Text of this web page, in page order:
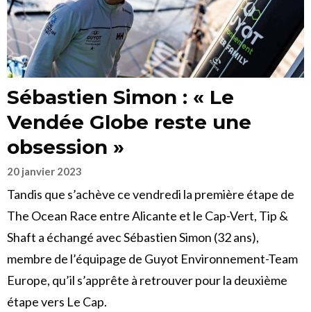
Sébastien Simon : « Le
Vendée Globe reste une
obsession »
20 janvier 2023
Tandis que s’achève ce vendredi la première étape de
The Ocean Race entre Alicante et le Cap-Vert, Tip &
Shaft a échangé avec Sébastien Simon (32 ans),
membre de l’équipage de Guyot Environnement-Team
Europe, qu’il s’apprête à retrouver pour la deuxième
étape vers Le Cap.